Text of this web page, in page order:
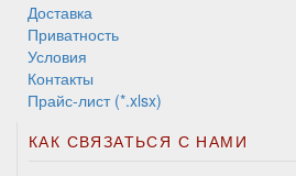
Доставка
Приватность
Условия
Контакты
Прайс-лист (*.xlsx)
КАК СВЯЗАТЬСЯ С НАМИ